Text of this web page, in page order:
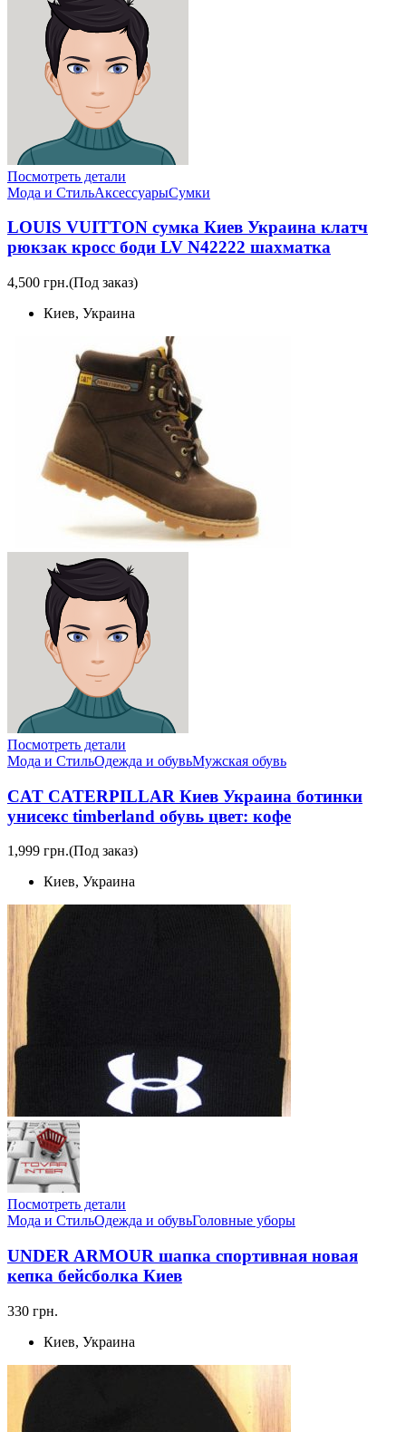
Посмотреть детали
Мода и СтильАксессуарыСумки
LOUIS VUITTON сумка Киев Украина клатч
рюкзак кросс боди LV N42222 шахматка
4,500 грн.(Под заказ)
Киев, Украина
Посмотреть детали
Мода и СтильОдежда и обувьМужская обувь
CAT CATERPILLAR Киев Украина ботинки
унисекс timberland обувь цвет: кофе
1,999 грн.(Под заказ)
Киев, Украина
Посмотреть детали
Мода и СтильОдежда и обувьГоловные уборы
UNDER ARMOUR шапка спортивная новая
кепка бейсболка Киев
330 грн.
Киев, Украина